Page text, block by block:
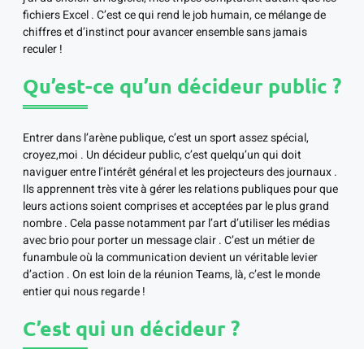
fichiers Excel . C’est ce qui rend le job humain, ce mélange de
chiffres et d’instinct pour avancer ensemble sans jamais
reculer !
Qu’est-ce qu’un décideur public ?
Entrer dans l’arène publique, c’est un sport assez spécial,
croyez,moi . Un décideur public, c’est quelqu’un qui doit
naviguer entre l’intérêt général et les projecteurs des journaux .
Ils apprennent très vite à gérer les relations publiques pour que
leurs actions soient comprises et acceptées par le plus grand
nombre . Cela passe notamment par l’art d’utiliser les médias
avec brio pour porter un message clair . C’est un métier de
funambule où la communication devient un véritable levier
d’action . On est loin de la réunion Teams, là, c’est le monde
entier qui nous regarde !
C’est qui un décideur ?